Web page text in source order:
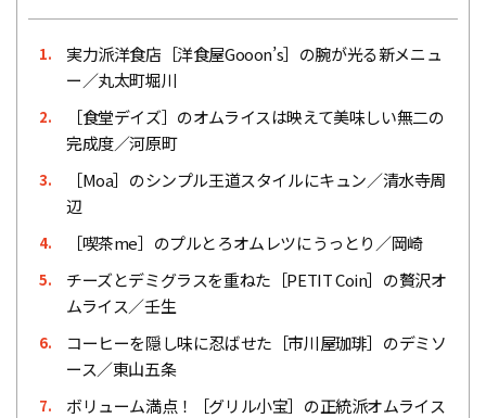
1.
実力派洋食店［洋食屋Gooon’s］の腕が光る新メニュ
ー／丸太町堀川
2.
［食堂デイズ］のオムライスは映えて美味しい無二の
完成度／河原町
3.
［Moa］のシンプル王道スタイルにキュン／清水寺周
辺
4. ［喫茶me］のプルとろオムレツにうっとり／岡崎
5.
チーズとデミグラスを重ねた［PETIT Coin］の贅沢オ
ムライス／壬生
6.
コーヒーを隠し味に忍ばせた［市川屋珈琲］のデミソ
ース／東山五条
7.
ボリューム満点！［グリル小宝］の正統派オムライス